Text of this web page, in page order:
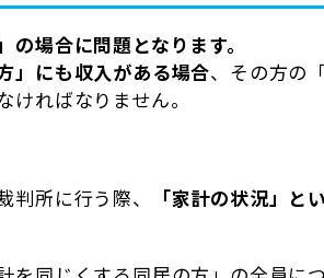
場合に問題となります。
」にも収入がある場合、その方の
ればなりません。
判所に行う際、
「家計の状況」と